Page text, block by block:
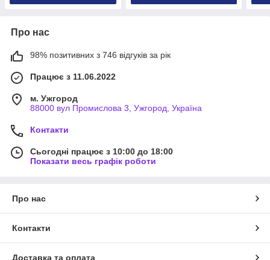
Про нас
98% позитивних з 746 відгуків за рік
Працює з 11.06.2022
м. Ужгород
88000 вул Промислова 3, Ужгород, Україна
Контакти
Сьогодні працює з 10:00 до 18:00
Показати весь графік роботи
Про нас
Контакти
Доставка та оплата